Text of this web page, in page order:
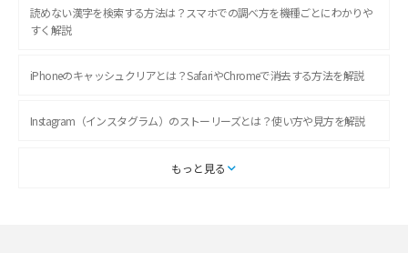
読めない漢字を検索する方法は？スマホでの調べ方を機種ごとにわかりや
すく解説
iPhoneのキャッシュクリアとは？SafariやChromeで消去する方法を解説
Instagram（インスタグラム）のストーリーズとは？使い方や見方を解説
ASMRとは？初心者向けの代表ジャンルや楽しみ方を解説
もっと見る